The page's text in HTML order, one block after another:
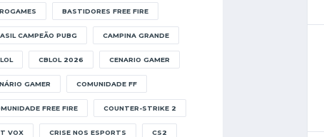
BASTIDORES FREE FIRE
CAMPEÃO PUBG CAMPINA GRANDE
CBLOL 2026 CENARIO GAMER
GAMER COMUNIDADE FF
FREE FIRE COUNTER-STRIKE 2
VOX CRISE NOS ESPORTS CS2